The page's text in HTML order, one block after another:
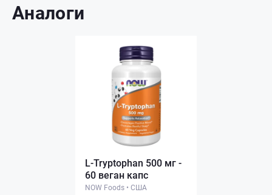
Аналоги
L-Tryptophan 500 мг -
60 веган капс
NOW Foods • США